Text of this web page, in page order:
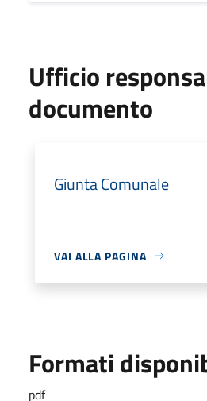
Ufficio
documento
Giunta Comunale
VAI ALLA PAGINA
Formati
pdf